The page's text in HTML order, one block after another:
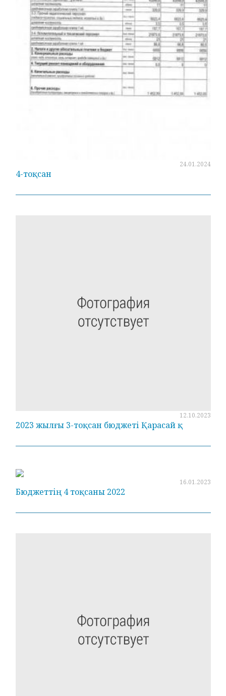
24.01.2024
4-тоқсан
12.10.2023
2023 жылғы 3-тоқсан бюджеті Қарасай қ
16.01.2023
Бюджеттің 4 тоқсаны 2022